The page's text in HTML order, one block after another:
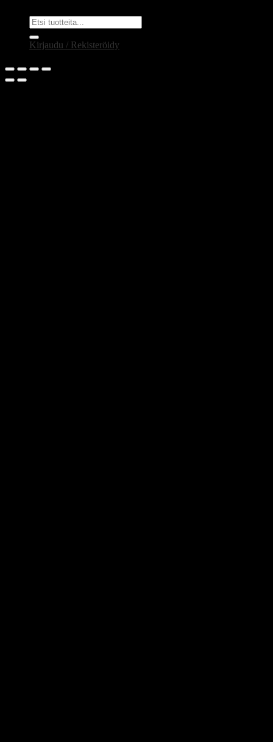
Etsi:
Kirjaudu / Rekisteröidy